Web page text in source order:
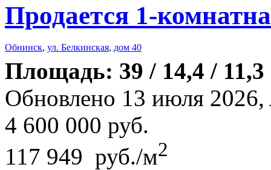
Продается 1-
Обнинск, ул. Белкинская, дом 40
Площадь: 39 / 14,4 /
Обновлено 13 июля 2026,
4 600 000 руб.
117 949 руб./м2